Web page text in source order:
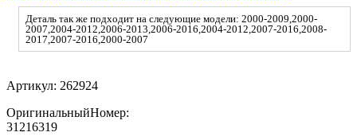
Деталь так же подходит на следующие модели: 2000-2009,2000-
2007,2004-2012,2006-2013,2006-2016,2004-2012,2007-2016,2008-
2017,2007-2016,2000-2007
Артикул: 262924
ОригинальныйНомер:
31216319